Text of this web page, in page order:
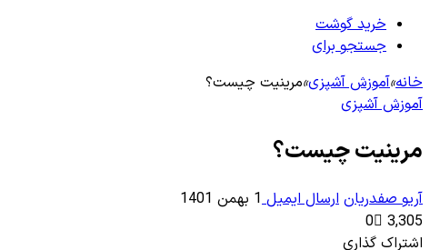
خرید گوشت
جستجو برای
خانه»آموزش آشپزی»مرینیت چیست؟
آموزش آشپزی
مرینیت چیست؟
آریو صفدریان ارسال ایمیل 1 بهمن 1401
0
3,305
اشتراک گذاری